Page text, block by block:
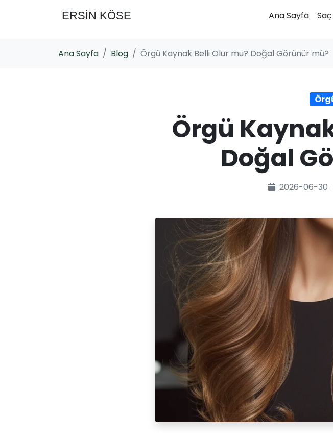
ERSİN KÖSE Ana Sayfa
Ana Sayfa Blog Örgü Kaynak Belli Olur mu? Doğal Görünür mü?
Örgü
Doğal
2026-06-30